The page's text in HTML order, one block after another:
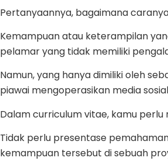
Pertanyaannya, bagaimana
Kemampuan atau keterampilan
pelamar yang tidak memiliki
Namun, yang hanya dimiliki oleh
piawai mengoperasikan media
Dalam curriculum vitae, kamu
Tidak perlu presentase
kemampuan tersebut di sebuah